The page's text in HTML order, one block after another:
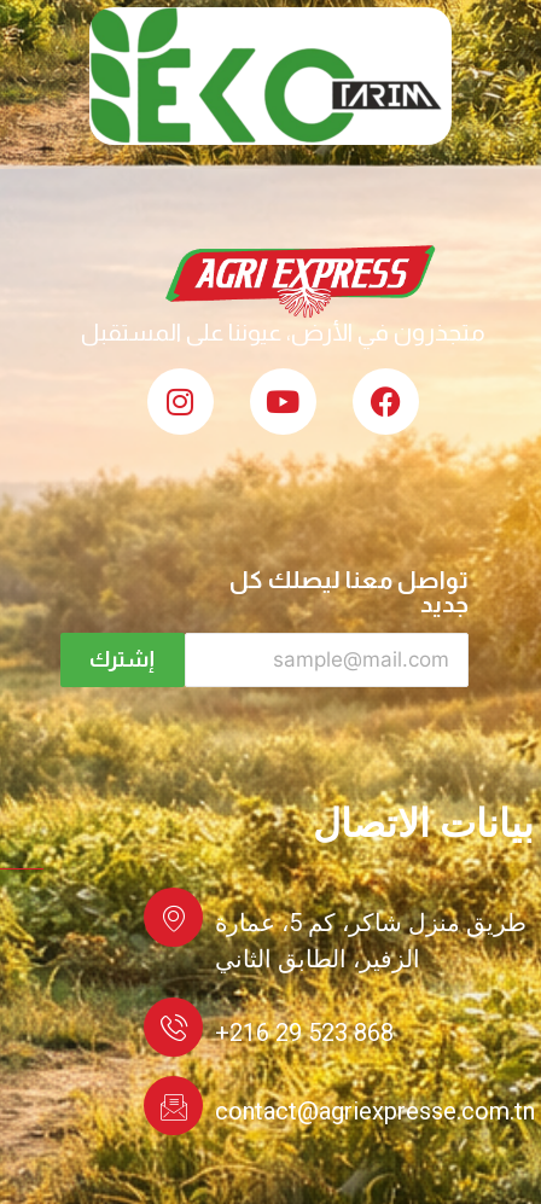
متجذرون في الأرض، عيوننا على المستقبل
تواصل معنا ليصلك كل
جديد
إشترك
بيانات الاتصال
طريق منزل شاكر، كم 5، عمارة
الزفير، الطابق الثاني
+216 29 523 868
contact@agriexpresse.com.tn